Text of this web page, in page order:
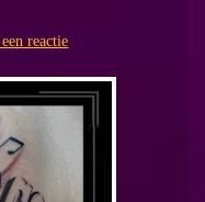
reactie